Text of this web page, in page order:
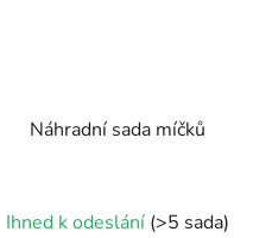
Náhradní sada míčků
Ihned k odeslání (>5 sada)